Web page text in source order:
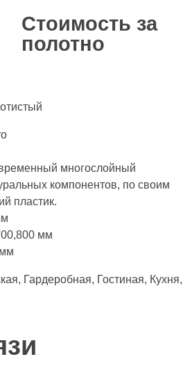
Стоимость за
полотно
многослойный
компонентов, по своим
пластик.
мм
Гардеробная, Гостиная, Кухня,